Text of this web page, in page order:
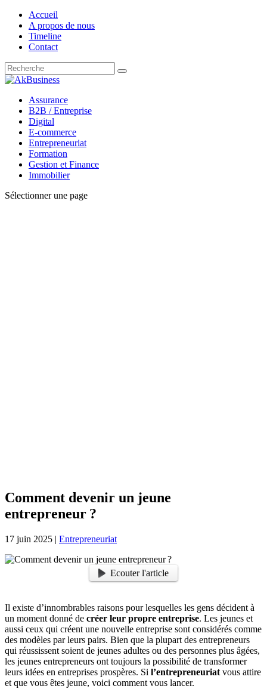
Accueil
A propos de nous
Timeline
Contact
Assurance
B2B / Entreprise
Digital
E-commerce
Entrepreneuriat
Formation
Gestion et Finance
Immobilier
Sélectionner une page
Comment devenir un jeune
entrepreneur ?
17 juin 2025 | Entrepreneuriat
Ecouter l'article
Il existe d’innombrables raisons pour lesquelles les gens décident à
un moment donné de créer leur propre entreprise. Les jeunes et
aussi ceux qui créent une nouvelle entreprise sont considérés comme
des modèles par leurs pairs. Bien que la plupart des entrepreneurs
qui réussissent soient de jeunes adultes ou des personnes plus âgées,
les jeunes entrepreneurs ont toujours la possibilité de transformer
leurs idées en entreprises prospères. Si l’entrepreneuriatvous attire
et que vous êtes jeune, voici comment vous lancer.